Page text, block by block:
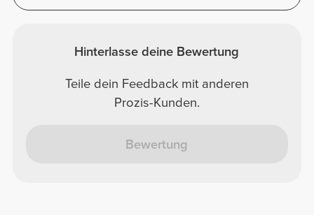
Hinterlasse deine Bewertung
Teile dein Feedback mit anderen
Prozis-Kunden.
Bewertung